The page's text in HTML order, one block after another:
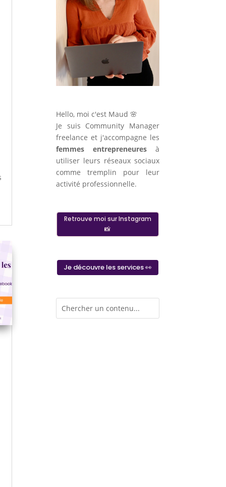
Hello, moi c'est Maud 🌸
Je suis Community Manager
freelance et j'accompagne les
femmes entrepreneuresà
utiliser leurs réseaux sociaux
comme tremplin pour leur
activité professionnelle.
Retrouve moi sur Instagram
📸
Je découvre les services 👀